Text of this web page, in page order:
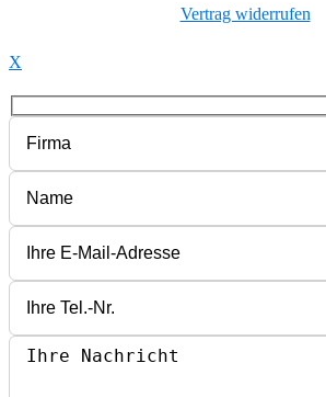
Vertrag widerrufen
X
Bitte lasse dieses Feld leer.
Bitte lasse dieses Feld leer.
Bitte lasse dieses Feld leer.